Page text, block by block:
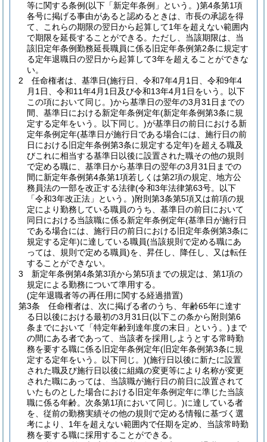
等に関する条例(以下「新定年条例」という。)第4条第1項
各号に掲げる事由があると認めるときは、市長の承認を得
て、これらの期限の翌日から起算して1年を超えない範囲内
で期限を延長することができる。 ただし、当該期限は、当
該旧定年条例勤務延長職員に係る旧定年条例第2条に規定す
る定年退職日の翌日から起算して3年を超えることができな
い。
2
任命権者は、基準日(施行日、令和7年4月1日、令和9年4
月1日、令和11年4月1日及び令和13年4月1日をいう。以下
この項において同じ。)から基準日の翌年の3月31日までの
間、基準日における新定年条例定年(新定年条例第3条に規
定する定年をいう。以下同じ。)が基準日の前日における新
定年条例定年(基準日が施行日である場合には、施行日の前
日における旧定年条例第3条に規定する定年)を超える職及
びこれに相当する基準日以後に設置された職その他の規則
で定める職に、基準日から基準日の翌年の3月31日までの
間に新定年条例第4条第1項若しくは第2項の規定、地方公
務員法の一部を改正する法律(令和3年法律第63号。以下
「令和3年改正法」という。)附則第3条第5項又は前項の規
定により勤務している職員のうち、基準日の前日において
同日における当該職に係る新定年条例定年(基準日が施行日
である場合には、施行日の前日における旧定年条例第3条に
規定する定年)に達している職員(当該規則で定める職にあ
っては、規則で定める職員)を、昇任し、降任し、又は転任
することができない。
3
新定年条例第4条第3項から第5項までの規定は、第1項の
規定による勤務について準用する。
(定年退職者等の再任用に関する経過措置)
第3条
任命権者は、次に掲げる者のうち、年齢65年に達す
る日以後における最初の3月31日(以下この条から附則第6
条までにおいて「特定年齢到達年度の末日」という。) まで
の間にある者であって、当該者を採用しようとする常時勤
務を要する職に係る旧定年条例定年(旧定年条例第3条に規
定する定年をいう。以下同じ。)(施行日以後に新たに設置
された職及び施行日以後に組織の変更等により名称が変更
された職にあっては、当該職が施行日の前日に設置されて
いたものとした場合における旧定年条例定年に準じた当該
職に係る年齢。次条第1項において同じ。)に達している者
を、従前の勤務実績その他の規則で定める情報に基づく選
考により、1年を超えない範囲内で任期を定め、当該常時勤
務を要する職に採用することができる。